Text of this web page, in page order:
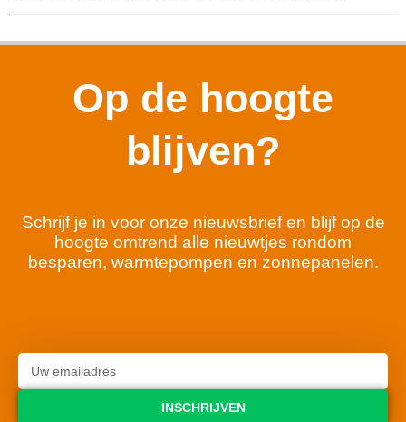
Op de hoogte
blijven?
Schrijf je in voor onze nieuwsbrief en blijf op de
hoogte omtrend alle nieuwtjes rondom
besparen, warmtepompen en zonnepanelen.
INSCHRIJVEN